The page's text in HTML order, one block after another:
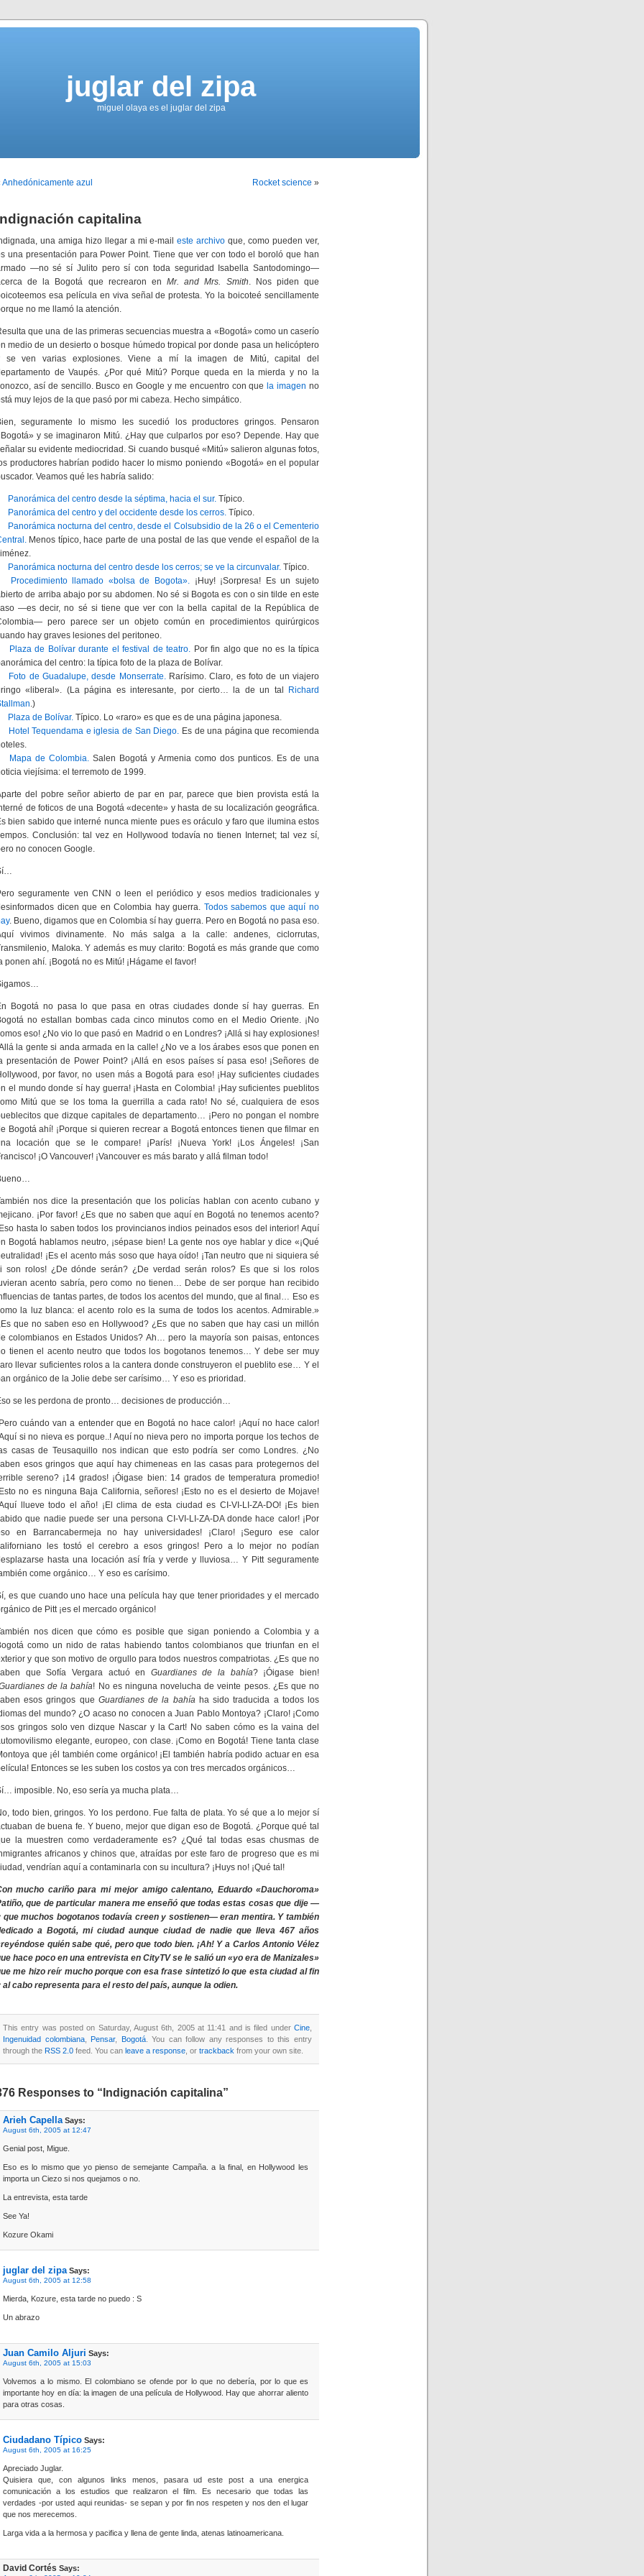
juglar del zipa
miguel olaya es el juglar del zipa
Anhedónicamente azul Rocket science »
capitalina
una amiga hizo llegar a mi e-maileste archivo que, como pueden ver,
una presentación para Power Point. Tiene que ver con todo el boroló que han
—no sé sí Julito pero sí con toda seguridad Isabella Santodomingo—
de la Bogotá que recrearon enMr. and Mrs. Smith. Nos piden que
esa película en viva señal de protesta. Yo la boicoteé sencillamente
no me llamó la atención.
que una de las primeras secuencias muestra a «Bogotá» como un caserío
medio de un desierto o bosque húmedo tropical por donde pasa un helicóptero
se ven varias explosiones. Viene a mí la imagen de Mitú, capital del
de Vaupés. ¿Por qué Mitú? Porque queda en la mierda y no la
así de sencillo. Busco en Google y me encuentro con que la imagen no
muy lejos de la que pasó por mi cabeza. Hecho simpático.
seguramente lo mismo les sucedió los productores gringos. Pensaron
y se imaginaron Mitú. ¿Hay que culparlos por eso? Depende. Hay que
su evidente mediocridad. Si cuando busqué «Mitú» salieron algunas fotos,
productores habrían podido hacer lo mismo poniendo «Bogotá» en el popular
Veamos qué les habría salido:
Panorámica del centro desde la séptima, hacia el sur. Típico.
Panorámica del centro y del occidente desde los cerros. Típico.
Panorámica nocturna del centro, desde el Colsubsidio de la 26 o el Cementerio
Menos típico, hace parte de una postal de las que vende el español de la
Panorámica nocturna del centro desde los cerros; se ve la circunvalar. Típico.
Procedimiento llamado «bolsa de Bogota». ¡Huy! ¡Sorpresa! Es un sujeto
de arriba abajo por su abdomen. No sé si Bogota es con o sin tilde en este
—es decir, no sé si tiene que ver con la bella capital de la República de
pero parece ser un objeto común en procedimientos quirúrgicos
hay graves lesiones del peritoneo.
Plaza de Bolívar durante el festival de teatro. Por fin algo que no es la típica
del centro: la típica foto de la plaza de Bolívar.
Foto de Guadalupe, desde Monserrate.Rarísimo. Claro, es foto de un viajero
«liberal». (La página es interesante, por cierto… la de un tal
Richard
.)
Plaza de Bolívar. Típico. Lo «raro» es que es de una página japonesa.
Hotel Tequendama e iglesia de San Diego. Es de una página que recomienda
Mapa de Colombia. Salen Bogotá y Armenia como dos punticos. Es de una
viejísima: el terremoto de 1999.
del pobre señor abierto de par en par, parece que bien provista está la
de foticos de una Bogotá «decente» y hasta de su localización geográfica.
bien sabido que interné nunca miente pues es oráculo y faro que ilumina estos
Conclusión: tal vez en Hollywood todavía no tienen Internet; tal vez sí,
no conocen Google.
seguramente ven CNN o leen el periódico y esos medios tradicionales y
dicen que en Colombia hay guerra. Todos sabemos que aquí no
. Bueno, digamos que en Colombia sí hay guerra. Pero en Bogotá no pasa eso.
vivimos divinamente. No más salga a la calle: andenes, ciclorrutas,
Maloka. Y además es muy clarito: Bogotá es más grande que como
ponen ahí. ¡Bogotá no es Mitú! ¡Hágame el favor!
Bogotá no pasa lo que pasa en otras ciudades donde sí hay guerras. En
no estallan bombas cada cinco minutos como en el Medio Oriente. ¡No
eso! ¿No vio lo que pasó en Madrid o en Londres? ¡Allá si hay explosiones!
la gente si anda armada en la calle! ¿No ve a los árabes esos que ponen en
presentación de Power Point? ¡Allá en esos países sí pasa eso! ¡Señores de
por favor, no usen más a Bogotá para eso! ¡Hay suficientes ciudades
el mundo donde sí hay guerra! ¡Hasta en Colombia! ¡Hay suficientes pueblitos
Mitú que se los toma la guerrilla a cada rato! No sé, cualquiera de esos
que dizque capitales de departamento… ¡Pero no pongan el nombre
Bogotá ahí! ¡Porque si quieren recrear a Bogotá entonces tienen que filmar en
locación que se le compare! ¡París! ¡Nueva York! ¡Los Ángeles! ¡San
¡O Vancouver! ¡Vancouver es más barato y allá filman todo!
nos dice la presentación que los policías hablan con acento cubano y
¡Por favor! ¿Es que no saben que aquí en Bogotá no tenemos acento?
hasta lo saben todos los provincianos indios peinados esos del interior! Aquí
Bogotá hablamos neutro, ¡sépase bien! La gente nos oye hablar y dice «¡Qué
¡Es el acento más soso que haya oído! ¡Tan neutro que ni siquiera sé
son rolos! ¿De dónde serán? ¿De verdad serán rolos? Es que si los rolos
acento sabría, pero como no tienen… Debe de ser porque han recibido
de tantas partes, de todos los acentos del mundo, que al final… Eso es
la luz blanca: el acento rolo es la suma de todos los acentos. Admirable.»
que no saben eso en Hollywood? ¿Es que no saben que hay casi un millón
colombianos en Estados Unidos? Ah… pero la mayoría son paisas, entonces
tienen el acento neutro que todos los bogotanos tenemos… Y debe ser muy
llevar suficientes rolos a la cantera donde construyeron el pueblito ese… Y el
orgánico de la Jolie debe ser carísimo… Y eso es prioridad.
se les perdona de pronto… decisiones de producción…
cuándo van a entender que en Bogotá no hace calor! ¡Aquí no hace calor!
si no nieva es porque..! Aquí no nieva pero no importa porque los techos de
casas de Teusaquillo nos indican que esto podría ser como Londres. ¿No
esos gringos que aquí hay chimeneas en las casas para protegernos del
sereno? ¡14 grados! ¡Óigase bien: 14 grados de temperatura promedio!
no es ninguna Baja California, señores! ¡Esto no es el desierto de Mojave!
llueve todo el año! ¡El clima de esta ciudad es CI-VI-LI-ZA-DO! ¡Es bien
que nadie puede ser una persona CI-VI-LI-ZA-DA donde hace calor! ¡Por
en Barrancabermeja no hay universidades! ¡Claro! ¡Seguro ese calor
les tostó el cerebro a esos gringos! Pero a lo mejor no podían
hasta una locación así fría y verde y lluviosa… Y Pitt seguramente
come orgánico… Y eso es carísimo.
es que cuando uno hace una película hay que tener prioridades y el mercado
de Pitt ¡es el mercado orgánico!
nos dicen que cómo es posible que sigan poniendo a Colombia y a
como un nido de ratas habiendo tantos colombianos que triunfan en el
y que son motivo de orgullo para todos nuestros compatriotas. ¿Es que no
que Sofía Vergara actuó en Guardianes de la bahía? ¡Óigase bien!
de la bahía! No es ninguna novelucha de veinte pesos. ¿Es que no
esos gringos que Guardianes de la bahíaha sido traducida a todos los
del mundo? ¿O acaso no conocen a Juan Pablo Montoya? ¡Claro! ¡Como
gringos solo ven dizque Nascar y la Cart! No saben cómo es la vaina del
elegante, europeo, con clase. ¡Como en Bogotá! Tiene tanta clase
que ¡él también come orgánico! ¡El también habría podido actuar en esa
Entonces se les suben los costos ya con tres mercados orgánicos…
imposible. No, eso sería ya mucha plata…
todo bien, gringos. Yo los perdono. Fue falta de plata. Yo sé que a lo mejor sí
de buena fe. Y bueno, mejor que digan eso de Bogotá. ¿Porque qué tal
la muestren como verdaderamente es? ¿Qué tal todas esas chusmas de
africanos y chinos que, atraídas por este faro de progreso que es mi
vendrían aquí a contaminarla con su incultura? ¡Huys no! ¡Qué tal!
mucho cariño para mi mejor amigo calentano, Eduardo «Dauchoroma»
que de particular manera me enseñó que todas estas cosas que dije —
que muchos bogotanos todavía creen y sostienen— eran mentira. Y también
a Bogotá, mi ciudad aunque ciudad de nadie que lleva 467 años
quién sabe qué, pero que todo bien. ¡Ah! Y a Carlos Antonio Vélez
hace poco en una entrevista en CityTV se le salió un «yo era de Manizales»
me hizo reír mucho porque con esa frase sintetizó lo que esta ciudad al fin
al cabo representa para el resto del país, aunque la odien.
This entry was posted on Saturday, August 6th, 2005 at 11:41 and is filed under Cine
Ingenuidad colombiana,Pensar, Bogotá. You can follow any responses to this entry
through the RSS 2.0 feed. You can leave a response , or trackback from your own site.
Responses to “Indignación capitalina”
Arieh Capella Says:
August 6th, 2005 at 12:47
Genial post, Migue.
Eso es lo mismo que yo pienso de semejante Campaña. a la final, en Hollywood les
importa un Ciezo si nos quejamos o no.
La entrevista, esta tarde
See Ya!
Kozure Okami
juglar del zipa Says:
August 6th, 2005 at 12:58
Mierda, Kozure, esta tarde no puedo : S
Un abrazo
Juan Camilo Aljuri Says:
August 6th, 2005 at 15:03
Volvemos a lo mismo. El colombiano se ofende por lo que no debería, por lo que es
importante hoy en día: la imagen de una película de Hollywood. Hay que ahorrar aliento
para otras cosas.
Ciudadano Típico Says:
August 6th, 2005 at 16:25
Apreciado Juglar.
Quisiera que, con algunos links menos, pasara ud este post a una energica
comunicación a los estudios que realizaron el film. Es necesario que todas las
verdades -por usted aqui reunidas- se sepan y por fin nos respeten y nos den el lugar
que nos merecemos.
Larga vida a la hermosa y pacifica y llena de gente linda, atenas latinoamericana.
David Cortés Says: